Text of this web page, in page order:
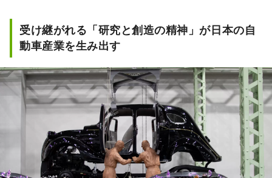
受け継がれる「研究と創造の精神」が日本の自
動車産業を生み出す